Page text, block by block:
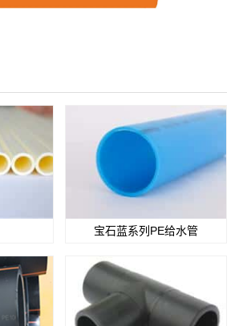
宝石蓝系列PE给水管